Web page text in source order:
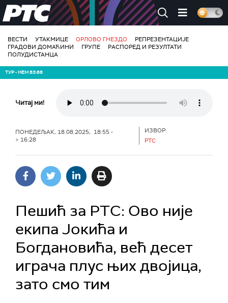
РТС
ВЕСТИ УТАКМИЦЕ ОРЛОВО ГНЕЗДО
РЕПРЕЗЕНТАЦИЈЕ
ГРАДОВИ ДОМАЋИНИ
ГРУПЕ
РАСПОРЕД И РЕЗУЛТАТИ
ПОЛУДИСТАНЦА
ТУР - НЕМ 83:88
Читај ми!
ПОНЕДЕЉАК, 18.08.2025, 18:55 -
> 16:28
ИЗВОР:
РТС
Пешић за РТС: Ово није
екипа Јокића и
Богдановића, већ десет
играча плус њих двојица,
зато смо тим